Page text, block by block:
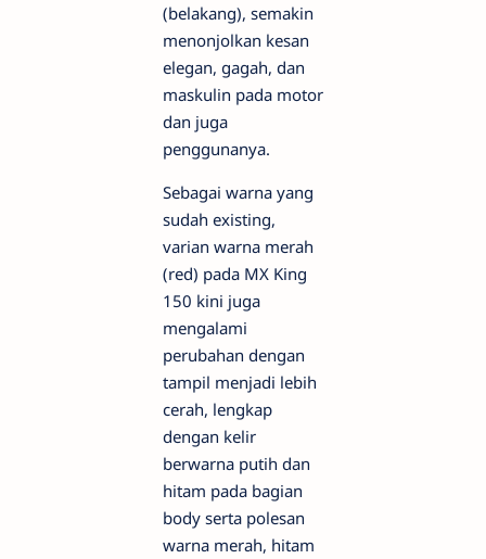
(belakang), semakin
menonjolkan kesan
elegan, gagah, dan
maskulin pada motor
dan juga
penggunanya.
Sebagai warna yang
sudah existing,
varian warna merah
(red) pada MX King
150 kini juga
mengalami
perubahan dengan
tampil menjadi lebih
cerah, lengkap
dengan kelir
berwarna putih dan
hitam pada bagian
body serta polesan
warna merah, hitam